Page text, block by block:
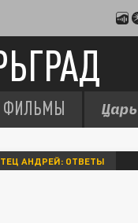
ФИЛЬМЫ
АНДРЕЙ: ОТВЕТЫ